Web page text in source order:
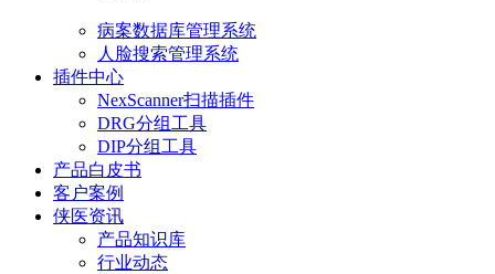
病案数据库管理系统
人脸搜索管理系统
插件中心
NexScanner扫描插件
DRG分组工具
DIP分组工具
产品白皮书
客户案例
侠医资讯
产品知识库
行业动态